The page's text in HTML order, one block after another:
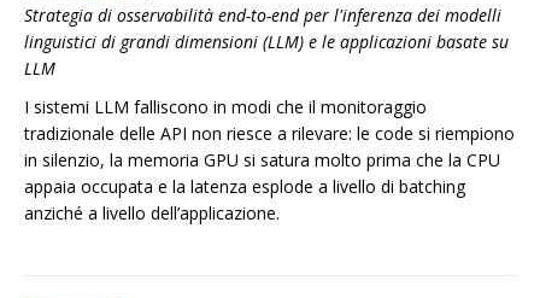
Strategia di osservabilità end-to-end per l'inferenza dei modelli
linguistici di grandi dimensioni (LLM) e le applicazioni basate su
LLM
I sistemi LLM falliscono in modi che il monitoraggio
tradizionale delle API non riesce a rilevare: le code si riempiono
in silenzio, la memoria GPU si satura molto prima che la CPU
appaia occupata e la latenza esplode a livello di batching
anziché a livello dell’applicazione.